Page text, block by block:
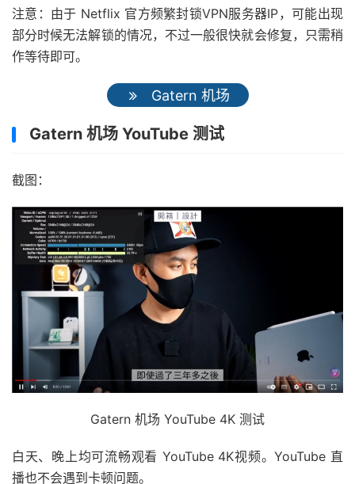
注意：由于 Netflix 官方频繁封锁VPN服务器IP，可能出现
部分时候无法解锁的情况，不过一般很快就会修复，只需稍
作等待即可。
Gatern 机场
Gatern 机场 YouTube 测试
截图：
Gatern 机场 YouTube 4K 测试
白天、晚上均可流畅观看 YouTube 4K视频。YouTube 直
播也不会遇到卡顿问题。